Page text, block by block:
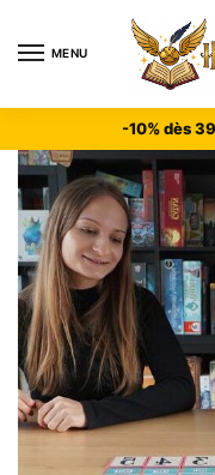
MENU
-10% dès